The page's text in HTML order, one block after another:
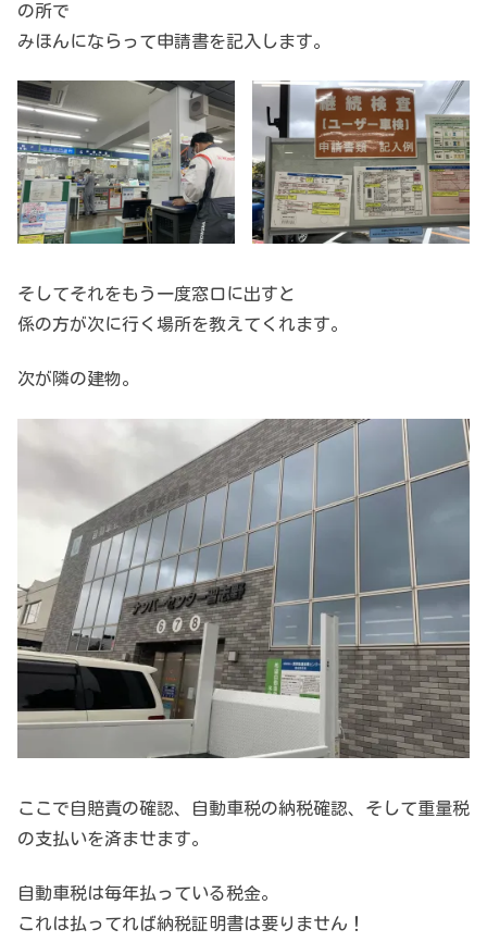
の所で
みほんにならって申請書を記入します。
そしてそれをもう一度窓口に出すと
係の方が次に行く場所を教えてくれます。
次が隣の建物。
ここで自賠責の確認、自動車税の納税確認、そして重量税
の支払いを済ませます。
自動車税は毎年払っている税金。
これは払ってれば納税証明書は要りません！